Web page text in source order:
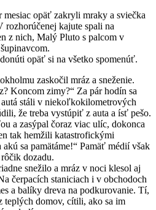
opäť zakryli mraky a sviečka
rozhorúčenej kajute spali na
z nich, Malý Pluto s palcom v
opäť si na všetko spomenúť.
zaskočil mráz a sneženie.
Koncom zimy?“ Za pár hodín sa
stáli v niekoľkokilometrových
že treba vystúpiť z auta a ísť pešo.
a zasýpal čoraz viac ulíc, dokonca
tak hemžili katastrofickými
sa pamätáme!“ Pamäť médií však
dozadu.
snežilo a mráz v noci klesol aj
čerpacích staniciach i v obchodoch
a balíky dreva na podkurovanie. Tí,
domov, cítili, ako sa im